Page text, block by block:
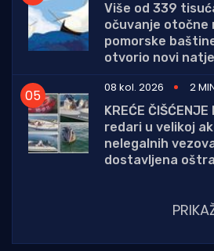
Više od 339
očuvanje otočne
pomorske
otvorio novi
08 kol. 2026
2
KREĆE
redari u velikoj
nelegalnih
dostavljena